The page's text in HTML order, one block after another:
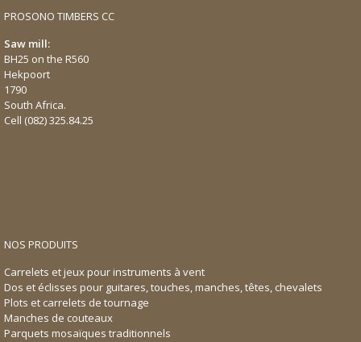
PROSONO TIMBERS CC
Saw mill:
BH25 on the R560
Hekpoort
1790
South Africa.
Cell (082) 325.84.25
NOS PRODUITS
Carrelets et jeux pour instruments à vent
Dos et éclisses pour guitares, touches, manches, têtes, chevalets
Plots et carrelets de tournage
Manches de couteaux
Parquets mosaïques traditionnels